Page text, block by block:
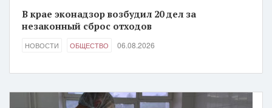
В крае эконадзор возбудил 20 дел за
незаконный сброс отходов
НОВОСТИ ОБЩЕСТВО 06.08.2026